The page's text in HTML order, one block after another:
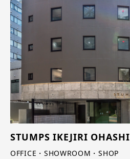
STUMPS IKEJIRI OHASHI
OFFICE・SHOWROOM・SHOP